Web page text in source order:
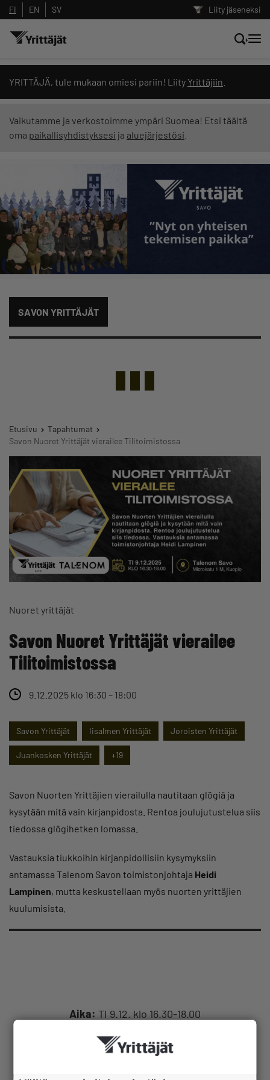
Liity jäseneksi
FI EN SV
YRITTÄJÄ, tule mukaan omiesi pariin! Liity Yrittäjiin
Vaikutamme ja verkostoimme ympäri Suomea! Etsi täältä
oma paikallisyhdistyksesi ja aluejärjestösi
SAVON YRITTÄJÄT
Etusivu
Tapahtumat
Savon Nuoret Yrittäjät vierailee Tilitoimistossa
Nuoret yrittäjät
Savon Nuoret Yrittäjät vierailee
Tilitoimistossa
9.12.2025 klo 16:30 – 18:00
Savon Yrittäjät Iisalmen Yrittäjät Joroisten Yrittäjät
Juankosken Yrittäjät +19
Savon Nuorten Yrittäjien vierailulla nautitaan glögiä ja
kysytään mitä vain kirjanpidosta. Rentoa joulujutustelua siis
tiedossa glögihetken lomassa.
Vastauksia tiukkoihin kirjanpidollisiin kysymyksiin
antamassa Talenom Savon toimistonjohtaja Heidi
Lampinen, mutta keskustellaan myös nuorten yrittäjien
kuulumisista.
Aika: TI 9.12. klo 16.30-18.00
rakennus 3. krs, Kuopio
Hae sivustolta tai kysy suoraan
Yrittäjien tekoälyltä
Suodata hakutuloksia: näytä kaikki sisältö